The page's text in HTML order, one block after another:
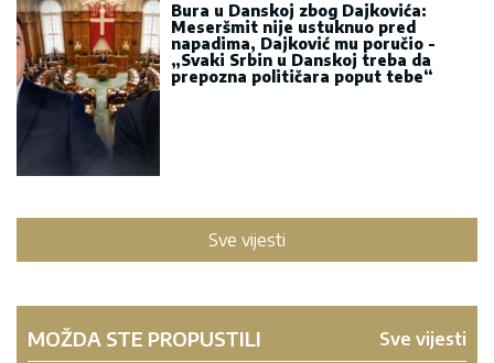
Bura u Danskoj zbog Dajkovića:
Meseršmit nije ustuknuo pred
napadima, Dajković mu poručio -
„Svaki Srbin u Danskoj treba da
prepozna političara poput tebe“
Sve vijesti
MOŽDA STE PROPUSTILI Sve vijesti